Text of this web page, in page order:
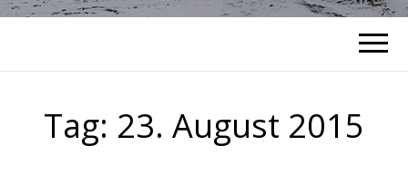
Tag: 23. August 2015